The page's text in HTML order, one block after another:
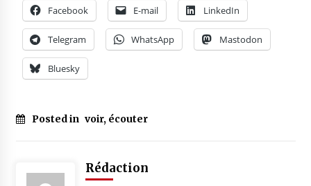
Facebook E-mail LinkedIn
Telegram WhatsApp Mastodon
Bluesky
Posted in voir, écouter
Rédaction